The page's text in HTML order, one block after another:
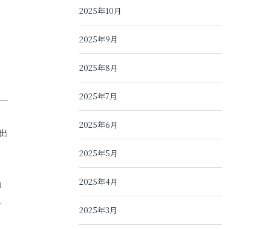
2025年10月
2025年9月
2025年8月
2025年7月
2025年6月
2025年5月
2025年4月
2025年3月